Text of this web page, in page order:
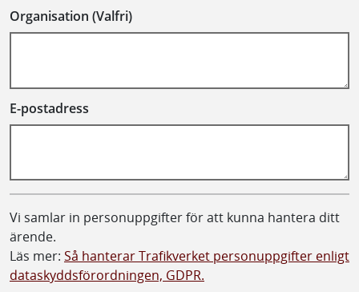
Organisation (Valfri)
E-postadress
Vi samlar in personuppgifter för att kunna hantera ditt
ärende.
Läs mer: Så hanterar Trafikverket personuppgifter enligt
dataskyddsförordningen, GDPR.